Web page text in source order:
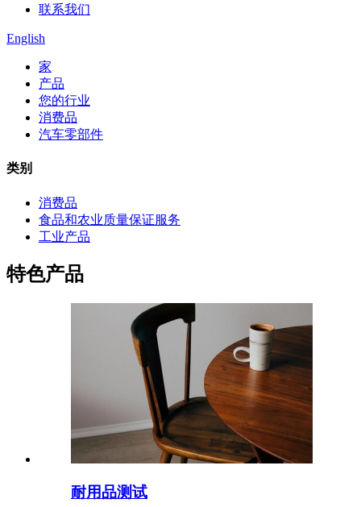
联系我们
English
家
产品
您的行业
消费品
汽车零部件
类别
消费品
食品和农业质量保证服务
工业产品
特色产品
耐用品测试